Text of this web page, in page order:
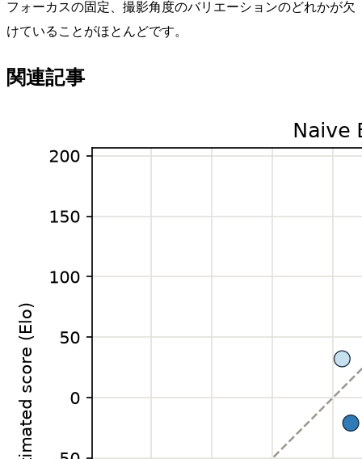
フォーカスの固定、撮影角度のバリエーションのどれかが欠
けていることがほとんどです。
関連記事